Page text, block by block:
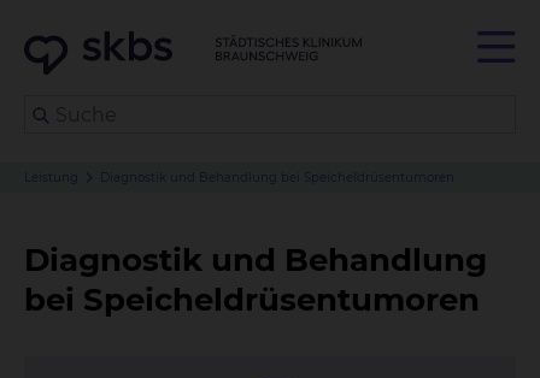
Leistung Diagnostik und Behandlung bei Speicheldrüsentumoren
Diagnostik und Behandlung
bei Speicheldrüsentumoren